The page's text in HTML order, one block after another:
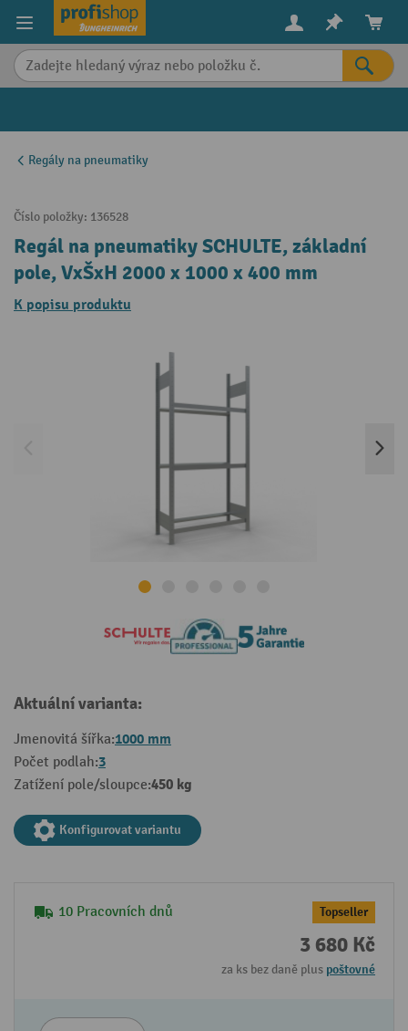
content
Regály na pneumatiky
Číslo položky: 136528
Regál na pneumatiky SCHULTE, základní
pole, VxŠxH 2000 x 1000 x 400 mm
K popisu produktu
Aktuální varianta:
Jmenovitá šířka:1000 mm
Počet podlah:3
Zatížení pole/sloupce:450 kg
Konfigurovat variantu
10 Pracovních dnů Topseller
3 680 Kč
za ks bez daně plus poštovné